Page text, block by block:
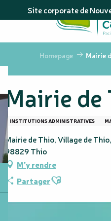
au
principal
Site corporate de
Homepage Mairie
Mairie de
INSTITUTIONS ADMINISTRATIVES
Mairie de Thio, Village de
98829 Thio
M'y rendre
PartagerAjouter aux